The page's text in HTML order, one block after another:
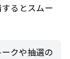
るとスムー
クや抽選の